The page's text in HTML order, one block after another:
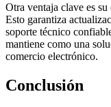
Otra ventaja clave es su
Esto garantiza
soporte técnico
mantiene como una
comercio electrónico.
Conclusión